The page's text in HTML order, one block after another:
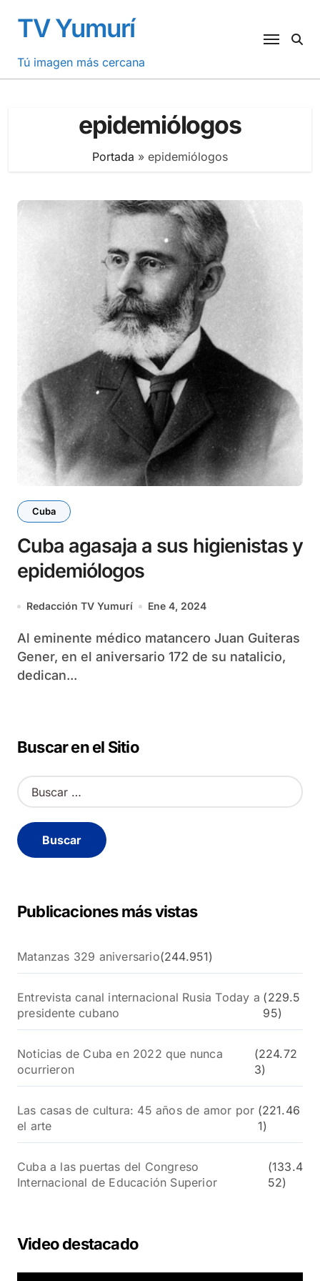
contenido
TV Yumurí
Tú imagen más cercana
epidemiólogos
Portada » epidemiólogos
Cuba
Cuba agasaja a sus higienistas y
epidemiólogos
Redacción TV Yumurí Ene 4, 2024
Al eminente médico matancero Juan Guiteras
Gener, en el aniversario 172 de su natalicio,
dedican...
Buscar en el Sitio
B
u
c
a
Publicaciones más vistas
Matanzas 329 aniversario(244.951)
Entrevista canal internacional Rusia Today a
presidente cubano
(229.5
95)
Noticias de Cuba en 2022 que nunca
ocurrieron
(224.72
3)
Las casas de cultura: 45 años de amor por
el arte
(221.46
1)
Cuba a las puertas del Congreso
Internacional de Educación Superior
(133.4
52)
Video destacado